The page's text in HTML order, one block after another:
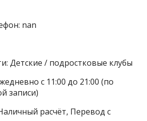
nan
Детские / подростковые клубы
с 11:00 до 21:00 (по
записи)
расчёт, Перевод с